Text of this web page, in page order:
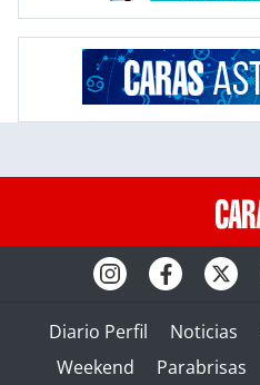
Diario Perfil Noticias
Weekend
Parabrisas